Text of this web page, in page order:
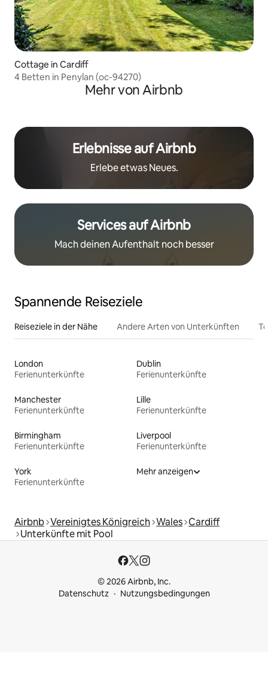
Cottage in Cardiff
4 Betten in Penylan (oc-94270)
Mehr von Airbnb
Erlebnisse auf Airbnb
Erlebe etwas Neues.
Services auf Airbnb
Mach deinen Aufenthalt noch besser
Spannende Reiseziele
Reiseziele in der Nähe Andere Arten von Unterkünften
London
Ferienunterkünfte
Dublin
Ferienunterkünfte
Manchester
Ferienunterkünfte
Lille
Ferienunterkünfte
Birmingham
Ferienunterkünfte
Liverpool
Ferienunterkünfte
York
Ferienunterkünfte
Mehr anzeigen
Airbnb Vereinigtes Königreich Wales Cardiff
Unterkünfte mit Pool
© 2026 Airbnb, Inc.
Datenschutz
Nutzungsbedingungen